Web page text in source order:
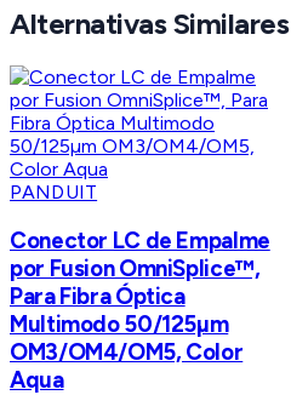
Alternativas Similares
PANDUIT
Conector LC de Empalme
por Fusion OmniSplice™,
Para Fibra Óptica
Multimodo 50/125µm
OM3/OM4/OM5, Color
Aqua